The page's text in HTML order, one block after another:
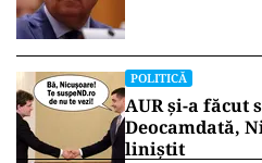
POLITICĂ
AUR și-a făcut
Deocamdată,
liniștit